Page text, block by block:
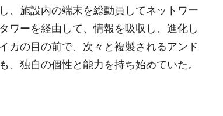
、施設内の端末を総動員してネットワー
ワーを経由して、情報を吸収し、進化し
カの目の前で、次々と複製されるアンド
、独自の個性と能力を持ち始めていた。